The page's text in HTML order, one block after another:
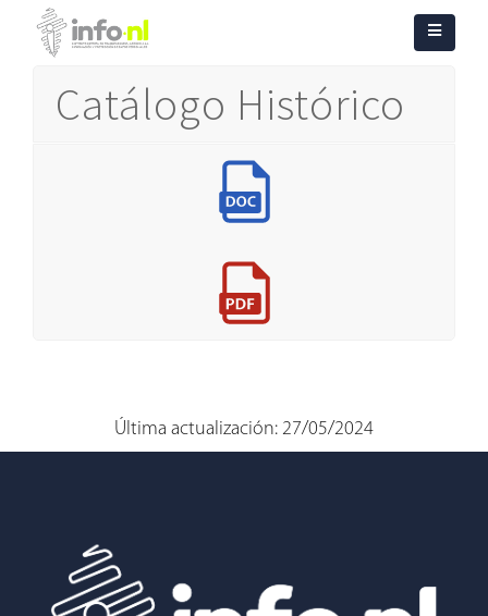
Catálogo Histórico
Última actualización: 27/05/2024